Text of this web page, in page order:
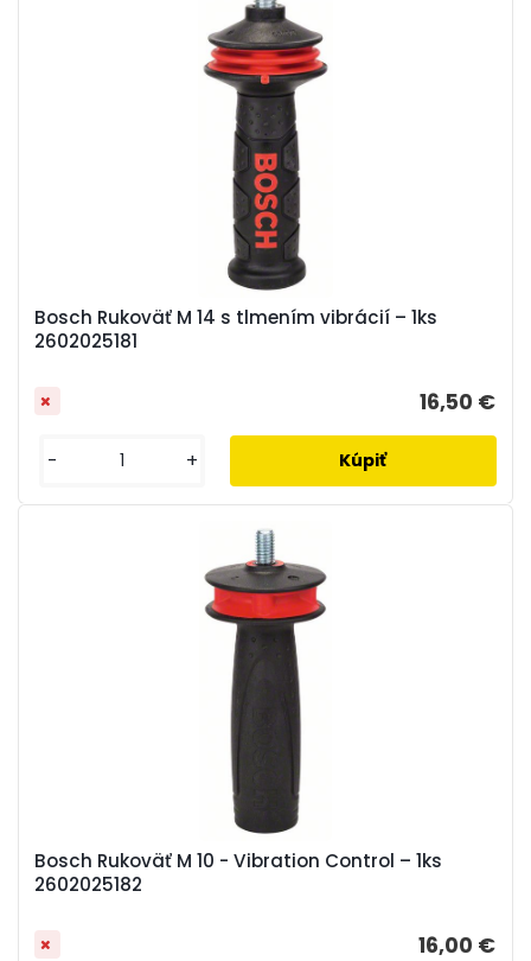
Bosch Rukoväť M 14 s tlmením vibrácií – 1ks
2602025181
16,50 €
- +
Bosch Rukoväť M 10 - Vibration Control – 1ks
2602025182
16,00 €